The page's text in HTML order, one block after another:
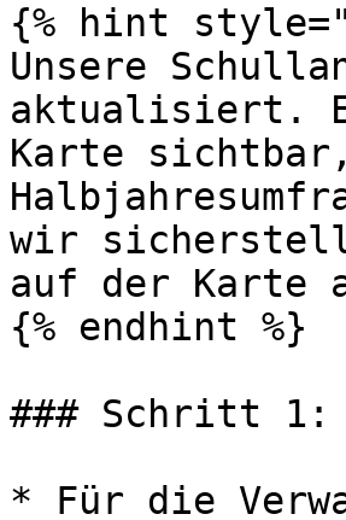
{% hint
Unsere
aktualisiert.
Karte
wir
auf der Karte
{% endhint %}
### Schritt 1:
* Für die